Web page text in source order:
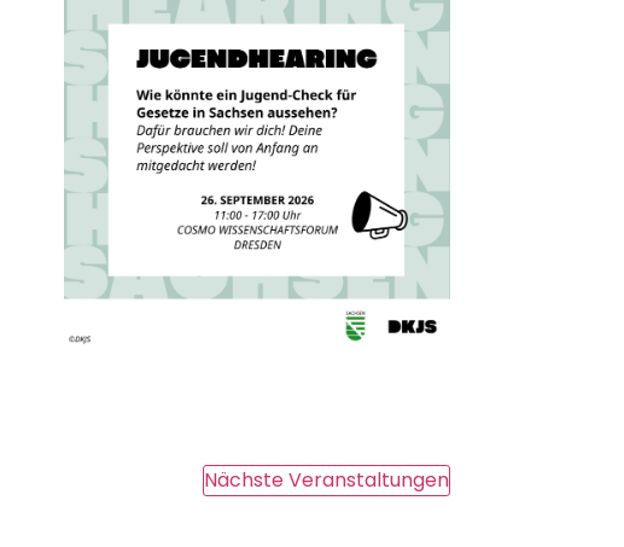
NächsteVeranstaltungen